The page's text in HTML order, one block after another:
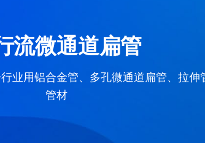
流微通道扁管
业用铝合金管、多孔微通道扁管、拉伸
管材